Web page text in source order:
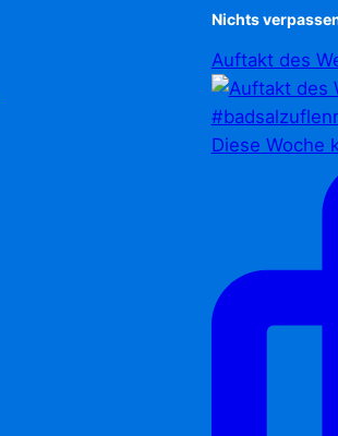
Nichts
Auftakt des
Diese Woche